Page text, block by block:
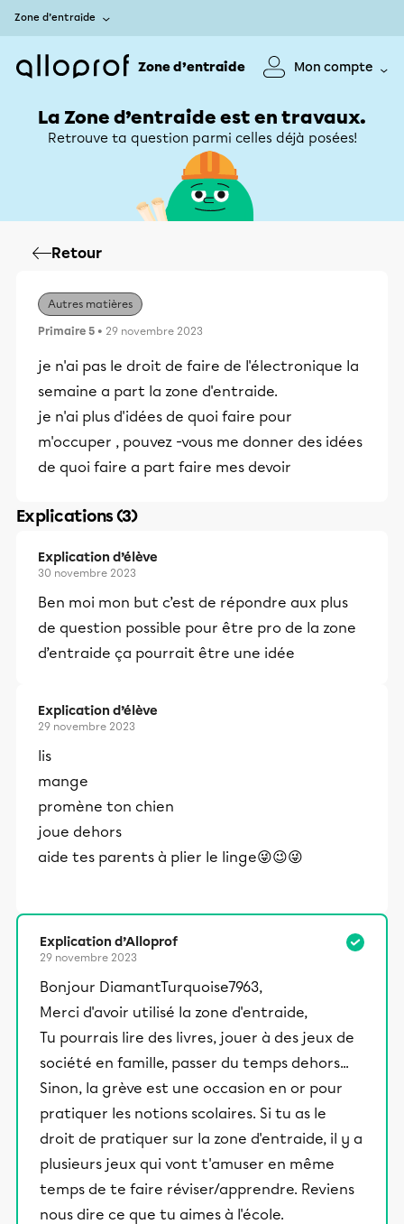
Zone d’entraide
Zone d’entraide Mon compte
La Zone d’entraide est en travaux.
Retrouve ta question parmi celles déjà posées!
Retour
Autres matières
Primaire 5 • 29 novembre 2023
je n'ai pas le droit de faire de l'électronique la
semaine a part la zone d'entraide.
je n'ai plus d'idées de quoi faire pour
m'occuper , pouvez -vous me donner des idées
de quoi faire a part faire mes devoir
Explications (3)
Explication d’élève
30 novembre 2023
Ben moi mon but c’est de répondre aux plus
de question possible pour être pro de la zone
d’entraide ça pourrait être une idée
Explication d’élève
29 novembre 2023
lis
mange
promène ton chien
joue dehors
aide tes parents à plier le linge😜😉😜
Explication d’Alloprof
29 novembre 2023
Bonjour DiamantTurquoise7963,
Merci d'avoir utilisé la zone d'entraide,
Tu pourrais lire des livres, jouer à des jeux de
société en famille, passer du temps dehors...
Sinon, la grève est une occasion en or pour
pratiquer les notions scolaires. Si tu as le
droit de pratiquer sur la zone d'entraide, il y a
plusieurs jeux qui vont t'amuser en même
temps de te faire réviser/apprendre. Reviens
nous dire ce que tu aimes à l'école.